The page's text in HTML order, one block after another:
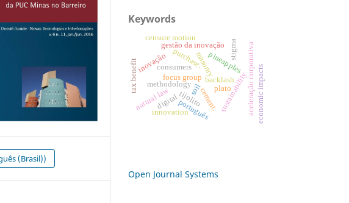
(Brasil))
Keywords
sustainability
tijolito
masonry
soilcement.
pineapples
consumers
purchase.
focus group
inovação
gestão da inovação aceleração corporativa
português
methodology
innovation
censure motion
backlash economic impacts
natural law plato
tax benefit
digital
stigma
Open Journal Systems